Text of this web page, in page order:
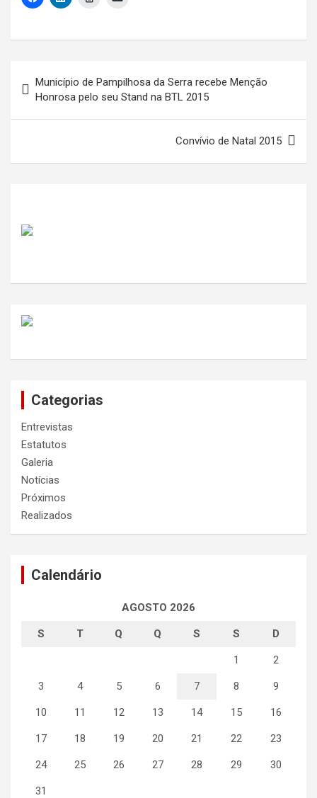
de
artigos
Município de Pampilhosa da Serra recebe Menção
Honrosa pelo seu Stand na BTL 2015
Convívio de Natal 2015
Categorias
Entrevistas
Estatutos
Galeria
Notícias
Próximos
Realizados
Calendário
AGOSTO 2026
S T Q Q S S D
1 2
3 4 5 6 7 8 9
10 11 12 13 14 15 16
17 18 19 20 21 22 23
24 25 26 27 28 29 30
31